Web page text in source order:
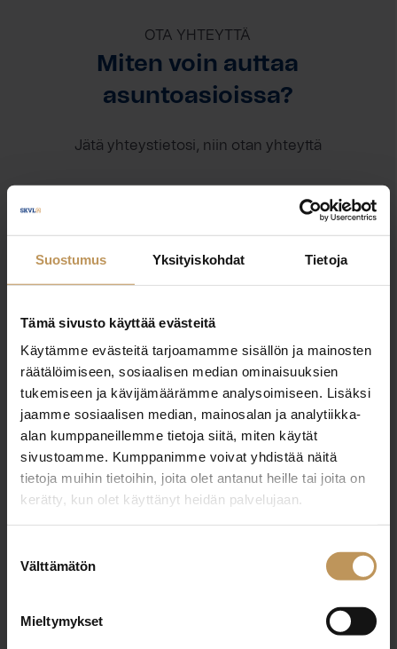
Suostumus Yksityiskohdat Tietoja
Tämä sivusto käyttää evästeitä
Käytämme evästeitä tarjoamamme sisällön ja mainosten
räätälöimiseen, sosiaalisen median ominaisuuksien
tukemiseen ja kävijämäärämme analysoimiseen. Lisäksi
jaamme sosiaalisen median, mainosalan ja analytiikka-
alan kumppaneillemme tietoja siitä, miten käytät
sivustoamme. Kumppanimme voivat yhdistää näitä
tietoja muihin tietoihin, joita olet antanut heille tai joita on
kerätty, kun olet käyttänyt heidän palvelujaan.
valinta
Välttämätön
Mieltymykset
OTA YHTEYTTÄ
Miten voin auttaa
asuntoasioissa?
Jätä yhteystietosi, niin otan yhteyttä
+358405054856
"*" näyttää pakolliset kentät
Aihe
Sähköposti